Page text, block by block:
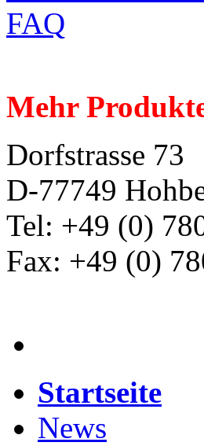
FAQ
Mehr
Dorfstrasse 73
D-77749
Tel: +49 (0)
Fax: +49 (0)
Startseite
News